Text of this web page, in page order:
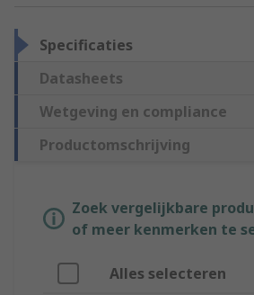
Specificaties
Datasheets
Wetgeving en compliance
Productomschrijving
Zoek vergelijkbare
of meer kenmerken te
Alles selecteren